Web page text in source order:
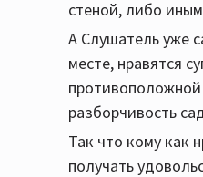
стеной, либо
А Слушатель уже
месте, нравятся
противоположной
разборчивость
Так что кому как
получать